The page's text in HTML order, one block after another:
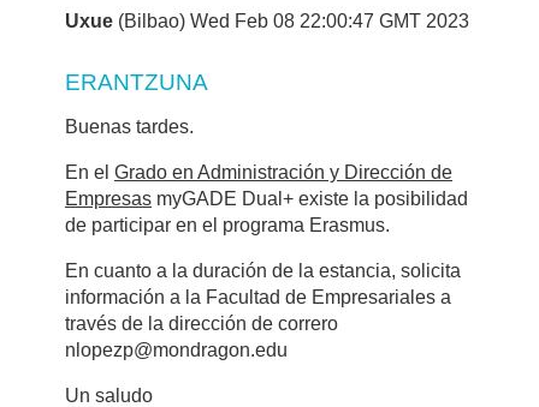
Uxue (Bilbao) Wed Feb 08 22:00:47 GMT 2023
ERANTZUNA
Buenas tardes.
En el Grado en Administración y Dirección de
Empresas myGADE Dual+ existe la posibilidad
de participar en el programa Erasmus.
En cuanto a la duración de la estancia, solicita
información a la Facultad de Empresariales a
través de la dirección de correro
nlopezp@mondragon.edu
Un saludo